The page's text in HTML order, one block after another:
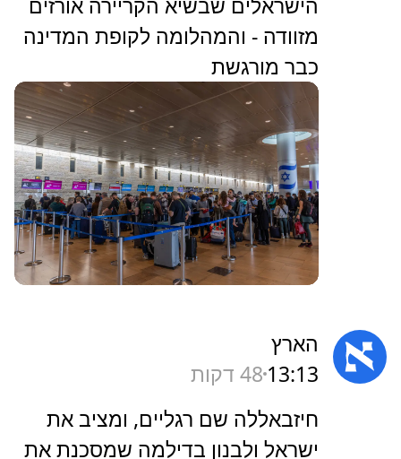
מזוודה - והמהלומה לקופת המדינה
כבר מורגשת
הארץ
13:13 49 דקות
‏חיזבאללה שם רגליים, ומציב את
ישראל ולבנון בדילמה שמסכנת את